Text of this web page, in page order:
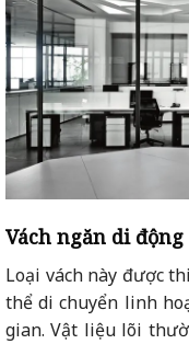
Vách ngăn di động
Loại vách này được
thể di chuyển linh
gian. Vật liệu lõi